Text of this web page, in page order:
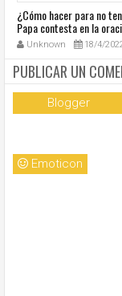
¿Cómo hacer para no
Papa contesta en la
de este lunes en la Plaza
Pedro
Unknown 18/4/
PUBLICAR UN
Blogger
Emoticon